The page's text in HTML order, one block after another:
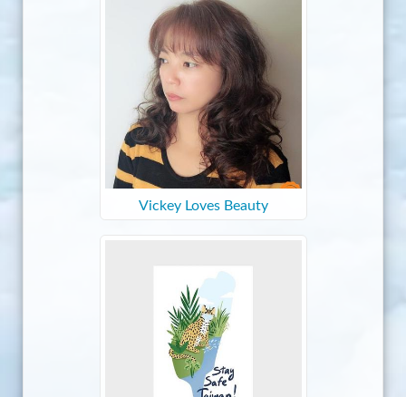
Vickey Loves Beauty